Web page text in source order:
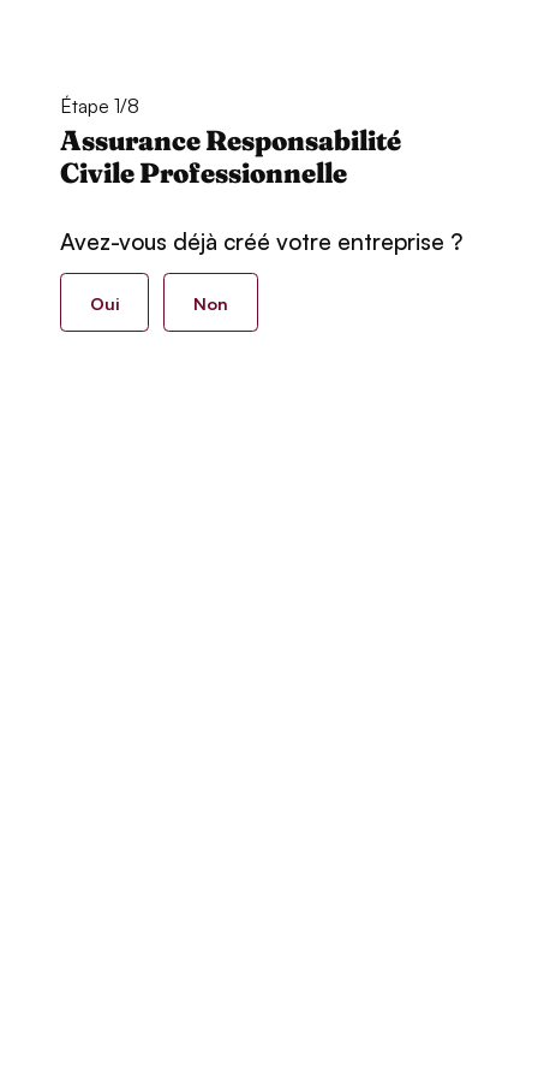
Étape 1/8
Assurance Responsabilité
Civile Professionnelle
Avez-vous déjà créé votre entreprise ?
Oui Non